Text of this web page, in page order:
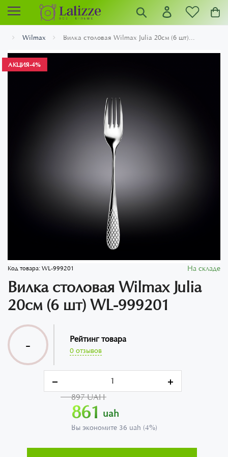
Wilmax Вилка столовая Wilmax Julia 20см (6 шт)...
АКЦИЯ-4%
Код товара:WL-999201 На складе
Вилка столовая Wilmax Julia
20см (6 шт) WL-999201
- Рейтинг товара
0 отзывов
897 UAH
861 uah
Вы экономите 36 uah (4%)